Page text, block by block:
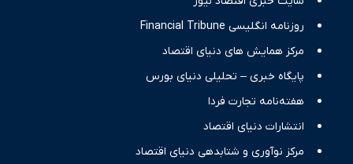
روزنامه انگلیسی Financial Tribune
مرکز همایش های دنیای اقتصاد
پایگاه خبری – تحلیلی دنیای بورس
هفته‌نامه تجارت فردا
انتشارات دنیای اقتصاد
مرکز نوآوری و شتابدهی دنیای اقتصاد